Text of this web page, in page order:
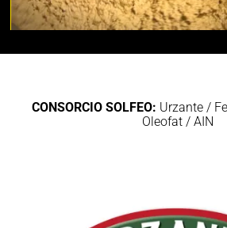
CONSORCIO SOLFEO: Urzante /
Oleofat / AIN